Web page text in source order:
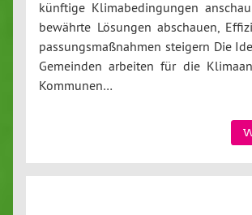
künftige Kli­ma­be­din­gun­gen
bewährte Lösungen abschauen,
pas­sungs­maß­nah­men steigern Die
Gemeinden arbeiten für die
Kommunen…